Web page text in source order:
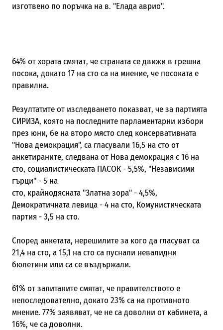
изготвено по поръчка на в. "Елада аврио".
64% от хората смятат, че страната се движи в грешна
посока, докато 17 на сто са на мнение, че посоката е
правилна.
Резултатите от изследването показват, че за партията
СИРИЗА, която на последните парламентарни избори
през юни, бе на второ място след консервативната
"Нова демокрация", са гласували 16,5 на сто от
анкетираните, следвана от Нова демокрация с 16 на
сто, социалистическата ПАСОК - 5,5%, "Независими
гърци" - 5 на
сто, крайнодясната "Златна зора" - 4,5%,
Демократичната левица - 4 на сто, Комунистическата
партия - 3,5 на сто.
Според анкетата, нерешилите за кого да гласуват са
21,4 на сто, а 15,1 на сто са пуснали невалидни
бюлетини или са се въздържали.
61% от запитаните смятат, че правителството е
непоследователно, докато 23% са на противното
мнение. 77% заявяват, че не са доволни от кабинета, а
16%, че са доволни.